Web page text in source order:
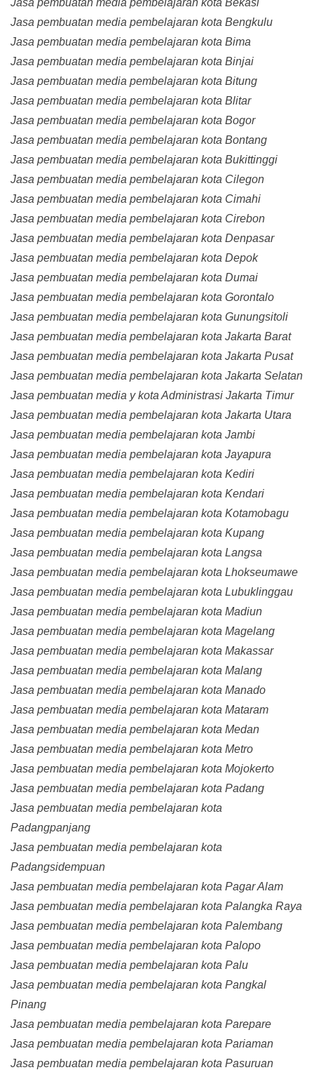
Jasa pembuatan media pembelajaran kota Bekasi
Jasa pembuatan media pembelajaran kota Bengkulu
Jasa pembuatan media pembelajaran kota Bima
Jasa pembuatan media pembelajaran kota Binjai
Jasa pembuatan media pembelajaran kota Bitung
Jasa pembuatan media pembelajaran kota Blitar
Jasa pembuatan media pembelajaran kota Bogor
Jasa pembuatan media pembelajaran kota Bontang
Jasa pembuatan media pembelajaran kota Bukittinggi
Jasa pembuatan media pembelajaran kota Cilegon
Jasa pembuatan media pembelajaran kota Cimahi
Jasa pembuatan media pembelajaran kota Cirebon
Jasa pembuatan media pembelajaran kota Denpasar
Jasa pembuatan media pembelajaran kota Depok
Jasa pembuatan media pembelajaran kota Dumai
Jasa pembuatan media pembelajaran kota Gorontalo
Jasa pembuatan media pembelajaran kota Gunungsitoli
Jasa pembuatan media pembelajaran kota Jakarta Barat
Jasa pembuatan media pembelajaran kota Jakarta Pusat
Jasa pembuatan media pembelajaran kota Jakarta Selatan
Jasa pembuatan media y kota Administrasi Jakarta Timur
Jasa pembuatan media pembelajaran kota Jakarta Utara
Jasa pembuatan media pembelajaran kota Jambi
Jasa pembuatan media pembelajaran kota Jayapura
Jasa pembuatan media pembelajaran kota Kediri
Jasa pembuatan media pembelajaran kota Kendari
Jasa pembuatan media pembelajaran kota Kotamobagu
Jasa pembuatan media pembelajaran kota Kupang
Jasa pembuatan media pembelajaran kota Langsa
Jasa pembuatan media pembelajaran kota Lhokseumawe
Jasa pembuatan media pembelajaran kota Lubuklinggau
Jasa pembuatan media pembelajaran kota Madiun
Jasa pembuatan media pembelajaran kota Magelang
Jasa pembuatan media pembelajaran kota Makassar
Jasa pembuatan media pembelajaran kota Malang
Jasa pembuatan media pembelajaran kota Manado
Jasa pembuatan media pembelajaran kota Mataram
Jasa pembuatan media pembelajaran kota Medan
Jasa pembuatan media pembelajaran kota Metro
Jasa pembuatan media pembelajaran kota Mojokerto
Jasa pembuatan media pembelajaran kota Padang
Jasa pembuatan media pembelajaran kota
Padangpanjang
Jasa pembuatan media pembelajaran kota
Padangsidempuan
Jasa pembuatan media pembelajaran kota Pagar Alam
Jasa pembuatan media pembelajaran kota Palangka Raya
Jasa pembuatan media pembelajaran kota Palembang
Jasa pembuatan media pembelajaran kota Palopo
Jasa pembuatan media pembelajaran kota Palu
Jasa pembuatan media pembelajaran kota Pangkal
Pinang
Jasa pembuatan media pembelajaran kota Parepare
Jasa pembuatan media pembelajaran kota Pariaman
Jasa pembuatan media pembelajaran kota Pasuruan